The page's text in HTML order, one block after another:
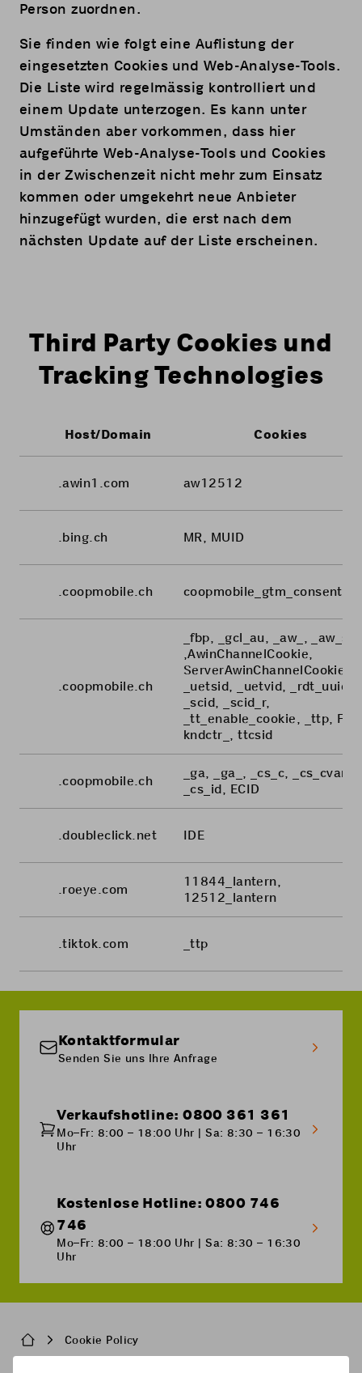
Person zuordnen.
Sie finden wie folgt eine Auflistung der
eingesetzten Cookies und Web-Analyse-Tools.
Die Liste wird regelmässig kontrolliert und
einem Update unterzogen. Es kann unter
Umständen aber vorkommen, dass hier
aufgeführte Web-Analyse-Tools und Cookies
in der Zwischenzeit nicht mehr zum Einsatz
kommen oder umgekehrt neue Anbieter
hinzugefügt wurden, die erst nach dem
nächsten Update auf der Liste erscheinen.
Third Party Cookies und
Tracking Technologies
Host/Domain Cookies
.awin1.com aw12512
.bing.ch MR, MUID
.coopmobile.ch
.coopmobile.ch
_fbp, _gcl_au, _aw_,
,AwinChannelCookie,
ServerAwinChannelCookie,
_uetsid, _uetvid, _rdt_uuid,
_scid, _scid_r,
_tt_enable_cookie, _ttp,
kndctr_, ttcsid
.coopmobile.ch
_ga, _ga_, _cs_c, _cs_cvars,
_cs_id, ECID
.doubleclick.net IDE
.roeye.com
11844_lantern,
12512_lantern
.tiktok.com _ttp
Kontaktformular
Senden Sie uns Ihre Anfrage
Verkaufshotline: 0800 361 361
Mo–Fr: 8:00 – 18:00 Uhr | Sa: 8:30 – 16:30
Uhr
Kostenlose Hotline: 0800 746
746
Mo–Fr: 8:00 – 18:00 Uhr | Sa: 8:30 – 16:30
Uhr
BreadcrumbCookie Policy